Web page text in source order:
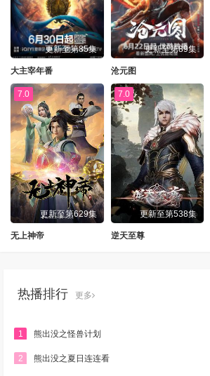
更新至第85集
大主宰年番
更新至第89集
沧元图
7.0
更新至第629集
无上神帝
7.0
更新至第538集
逆天至尊
热播排行 更多
1 熊出没之怪兽计划
2 熊出没之夏日连连看